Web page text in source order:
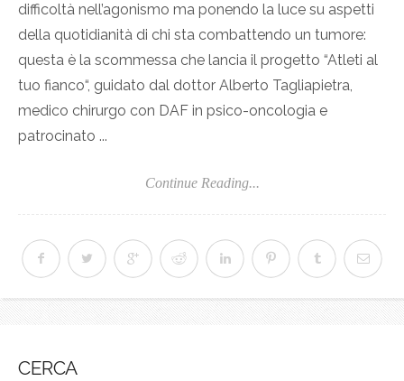
difficoltà nell’agonismo ma ponendo la luce su aspetti
della quotidianità di chi sta combattendo un tumore:
questa è la scommessa che lancia il progetto “Atleti al
tuo fianco“, guidato dal dottor Alberto Tagliapietra,
medico chirurgo con DAF in psico-oncologia e
patrocinato ...
Continue Reading...
CERCA